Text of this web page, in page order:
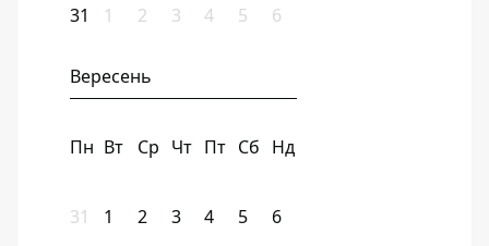
31 1 2 3 4 5 6
Вересень
Пн Вт Ср Чт Пт Сб Нд
31 1 2 3 4 5 6